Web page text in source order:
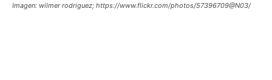
Imagen: wilmer rodriguez; https://www.flickr.com/photos/57396709@N03/